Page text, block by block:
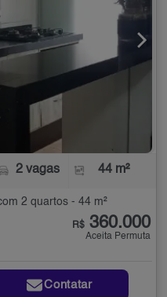
2 vagas 44 m²
2 quartos - 44 m²
R$ 360.000
Aceita Permuta
Contatar